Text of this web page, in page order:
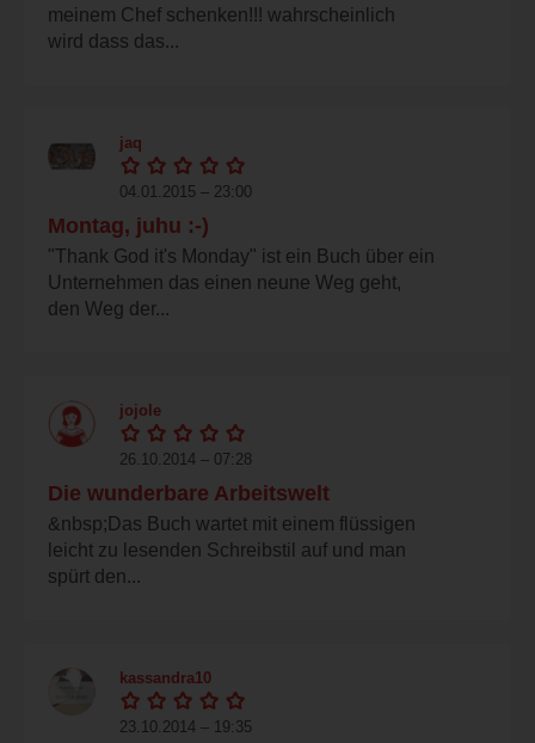
meinem Chef schenken!!! wahrscheinlich
wird dass das...
jaq
04.01.2015 – 23:00
Montag, juhu :-)
"Thank God it's Monday" ist ein Buch über ein
Unternehmen das einen neune Weg geht,
den Weg der...
jojole
26.10.2014 – 07:28
Die wunderbare Arbeitswelt
&nbsp;Das Buch wartet mit einem flüssigen
leicht zu lesenden Schreibstil auf und man
spürt den...
kassandra10
23.10.2014 – 19:35